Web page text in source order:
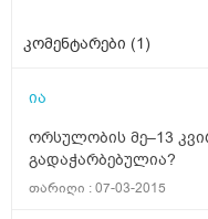
კომენტარები (1)
ია
ორსულობის მე–13
გადაჭარბებულია?
თარიღი : 07-03-2015